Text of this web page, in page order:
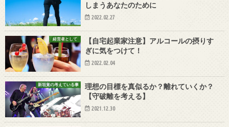
しまうあなたのために
2022.02.27
経営者として
【自宅起業家注意】アルコールの摂りす
ぎに気をつけて！
2022.02.04
新垣覚の考えている事
理想の目標を真似るか？離れていくか？
【守破離を考える】
2021.12.30